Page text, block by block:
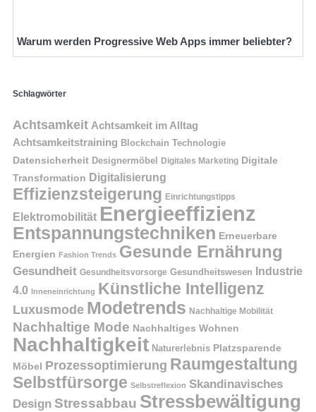
Warum werden Progressive Web Apps immer beliebter?
Schlagwörter
Achtsamkeit Achtsamkeit im Alltag
Achtsamkeitstraining Blockchain Technologie
Datensicherheit Designermöbel Digitales Marketing Digitale
Transformation Digitalisierung
Effizienzsteigerung Einrichtungstipps
Elektromobilität Energieeffizienz
Entspannungstechniken Erneuerbare
Energien Fashion Trends Gesunde Ernährung
Gesundheit Gesundheitsvorsorge Gesundheitswesen Industrie
4.0 Inneneinrichtung Künstliche Intelligenz
Luxusmode Modetrends Nachhaltige Mobilität
Nachhaltige Mode Nachhaltiges Wohnen
Nachhaltigkeit Naturerlebnis Platzsparende
Möbel
Prozessoptimierung Raumgestaltung
Selbstfürsorge Selbstreflexion Skandinavisches
Design Stressabbau Stressbewältigung